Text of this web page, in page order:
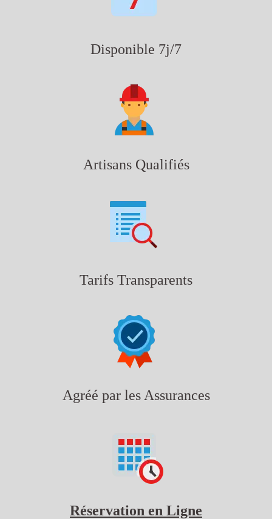
Disponible 7j/7
Artisans Qualifiés
Tarifs Transparents
Agréé par les Assurances
Réservation en Ligne